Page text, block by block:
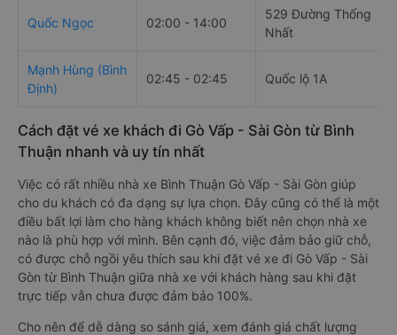
Quốc Ngọc 02:00 - 14:00
529 Đường Thống
Nhất
Mạnh Hùng (Bình
Định)
02:45 - 02:45 Quốc lộ 1A
Cách đặt vé xe khách đi Gò Vấp - Sài Gòn từ Bình
Thuận nhanh và uy tín nhất
Việc có rất nhiều nhà xe Bình Thuận Gò Vấp - Sài Gòn giúp
cho du khách có đa dạng sự lựa chọn. Đây cũng có thể là một
điều bất lợi làm cho hàng khách không biết nên chọn nhà xe
nào là phù hợp với mình. Bên cạnh đó, việc đảm bảo giữ chỗ,
có được chỗ ngồi yêu thích sau khi đặt vé xe đi Gò Vấp - Sài
Gòn từ Bình Thuận giữa nhà xe với khách hàng sau khi đặt
trực tiếp vẫn chưa được đảm bảo 100%.
Cho nên để dễ dàng so sánh giá, xem đánh giá chất lượng